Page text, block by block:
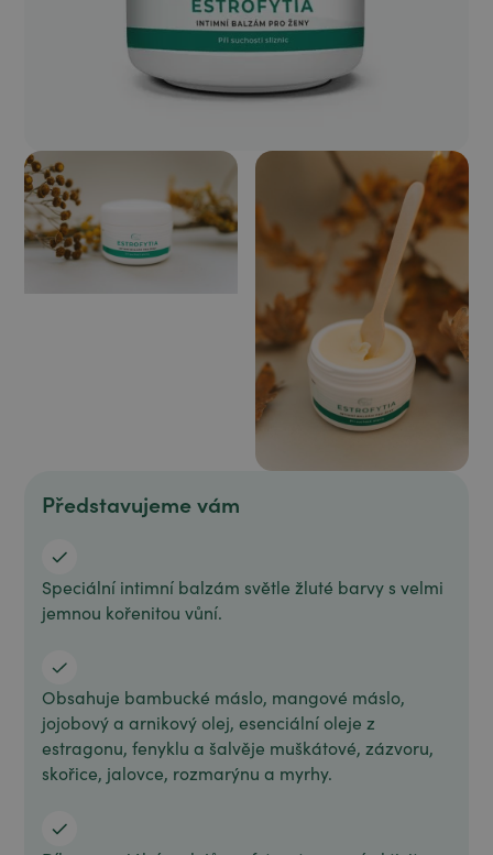
Představujeme vám
Speciální intimní balzám světle žluté barvy s velmi
jemnou kořenitou vůní.
Obsahuje bambucké máslo, mangové máslo,
jojobový a arnikový olej, esenciální oleje z
estragonu, fenyklu a šalvěje muškátové, zázvoru,
skořice, jalovce, rozmarýnu a myrhy.